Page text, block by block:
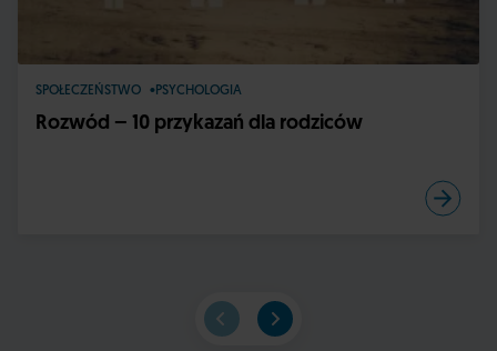
SPOŁECZEŃSTWO PSYCHOLOGIA
Rozwód – 10 przykazań dla rodziców